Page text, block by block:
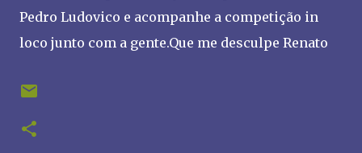
Pedro Ludovico e acompanhe a competição in
loco junto com a gente.Que me desculpe Renato